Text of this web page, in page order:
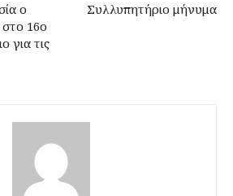
ο
16ο
για τις
Συλλυπητήριο μήνυμα